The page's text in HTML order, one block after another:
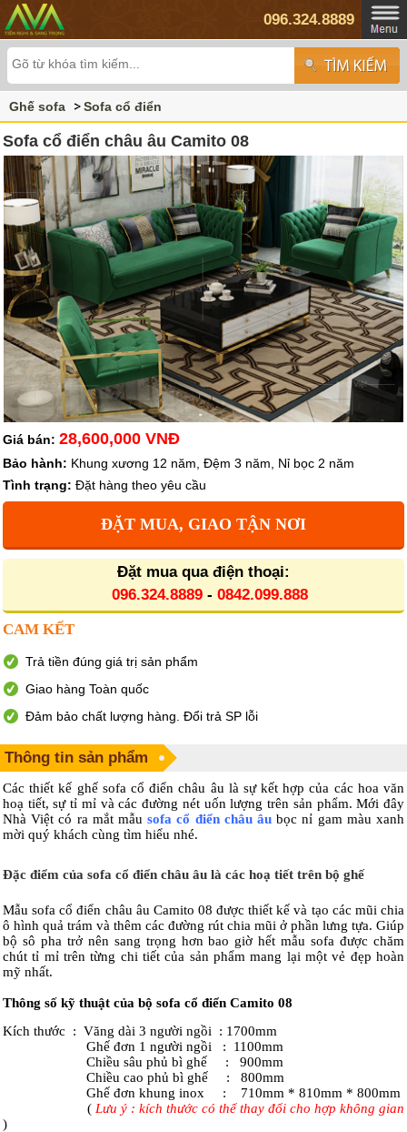
096.324.8889
Ghế sofa Sofa cổ điển
Sofa cổ điển châu âu Camito 08
Giá bán: 28,600,000 VNĐ
Bảo hành: Khung xương 12 năm, Đệm 3 năm, Nỉ bọc 2 năm
Tình trạng: Đặt hàng theo yêu cầu
ĐẶT MUA, GIAO TẬN NƠI
Đặt mua qua điện thoại:
096.324.8889- 0842.099.888
CAM KẾT
Trả tiền đúng giá trị sản phẩm
Giao hàng Toàn quốc
Đảm bảo chất lượng hàng. Đổi trả SP lỗi
Thông tin sản phẩm
Các thiết kế ghế sofa cổ điển châu âu là sự kết hợp của các hoa văn
hoạ tiết, sự tỉ mỉ và các đường nét uốn lượng trên sản phẩm. Mới đây
Nhà Việt có ra mắt mẫusofa cổ điển châu âu bọc nỉ gam màu xanh
mời quý khách cùng tìm hiểu nhé.
Đặc điểm của sofa cổ điển châu âu là các hoạ tiết trên bộ ghế
Mẫu sofa cổ điển châu âu Camito 08 được thiết kế và tạo các mũi chia
ô hình quả trám và thêm các đường rút chia mũi ở phần lưng tựa. Giúp
bộ sô pha trở nên sang trọng hơn bao giờ hết mẫu sofa được chăm
chút tỉ mỉ trên từng chi tiết của sản phẩm mang lại một vẻ đẹp hoàn
mỹ nhất.
Thông số kỹ thuật của bộ sofa cổ điển Camito 08
Kích thước : Văng dài 3 người ngồi : 1700mm
Ghế đơn 1 người ngồi : 1100mm
Chiều sâu phủ bì ghế : 900mm
Chiều cao phủ bì ghế : 800mm
Ghế đơn khung inox : 710mm * 810mm * 800mm
(Lưu ý : kích thước có thể thay đổi cho hợp không gian
)